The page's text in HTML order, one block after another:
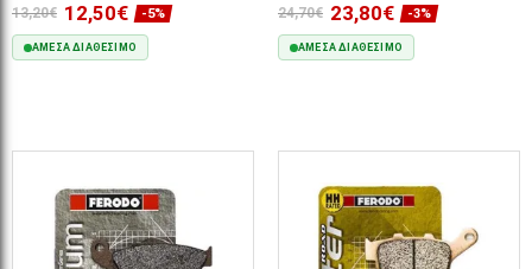
13,20€ 12,50€ -5%
ΆΜΕΣΑ ΔΙΑΘΈΣΙΜΟ
24,70€ 23,80€ -3%
ΆΜΕΣΑ ΔΙΑΘΈΣΙΜΟ